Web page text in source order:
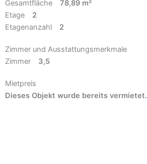
Gesamtfläche
78,89 m²
Etage
2
Etagenanzahl
2
Zimmer und Ausstattungsmerkmale
Zimmer
3,5
Mietpreis
Dieses Objekt wurde bereits vermietet.